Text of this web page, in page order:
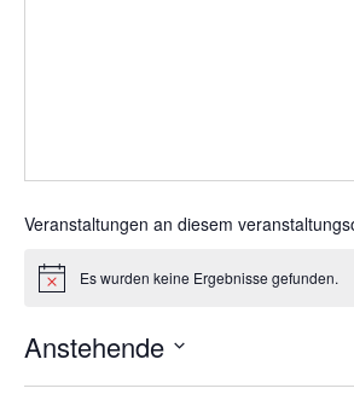
Veranstaltungen an diesem
HinweisEs wurden keine Ergebnisse gefunden.
Anstehende